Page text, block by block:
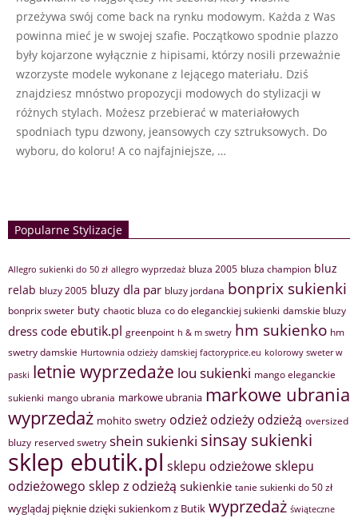
przeżywa swój come back na rynku modowym. Każda z Was
powinna mieć je w swojej szafie. Początkowo spodnie plazzo
były kojarzone wyłącznie z hipisami, którzy nosili przeważnie
wzorzyste modele wykonane z lejącego materiału. Dziś
znajdziesz mnóstwo propozycji modowych do stylizacji w
różnych stylach. Możesz przebierać w materiałowych
spodniach typu dzwony, jeansowych czy sztruksowych. Do
wyboru, do koloru! A co najfajniejsze, …
Popularne Stylizacje
Allegro sukienki do 50 zł allegro wyprzedaż bluza 2005 bluza champion bluz
relab bluzy 2005 bluzy dla par bluzy jordana bonprix sukienki
bonprix sweter buty chaotic bluza co do eleganckiej sukienki damskie bluzy
dress code ebutik.pl greenpoint h & m swetry hm sukienko hm
swetry damskie Hurtownia odzieży damskiej factoryprice.eu kolorowy sweter w
paski letnie wyprzedaże lou sukienki mango eleganckie
sukienki mango ubrania markowe ubrania markowe ubrania
wyprzedaż mohito swetry odzież odzieży odzieżą oversized
bluzy reserved swetry shein sukienki sinsay sukienki
sklep ebutik.pl sklepu odzieżowesklepu
odzieżowego sklep z odzieżą sukienkie tanie sukienki do 50 zł
wyglądaj pięknie dzięki sukienkom z Butik wyprzedaż świąteczne